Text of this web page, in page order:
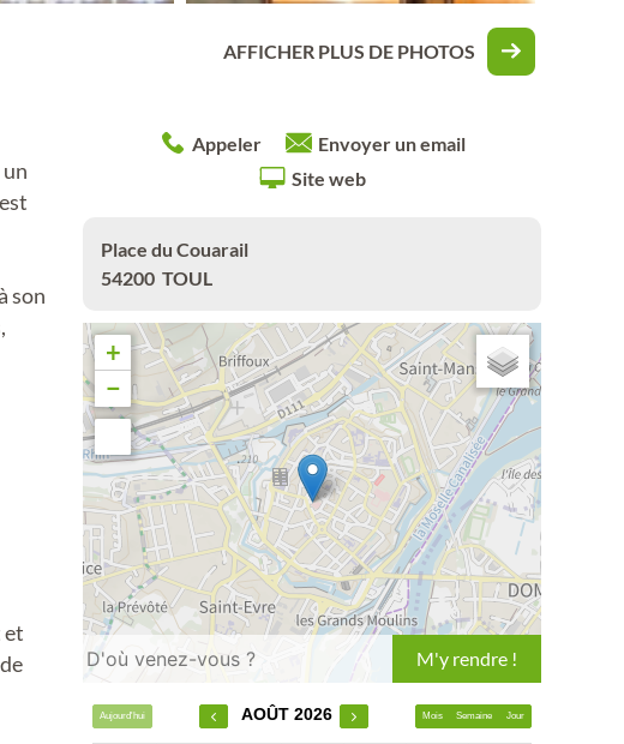
AFFICHER PLUS DE PHOTOS
Appeler
Envoyer un email
Site web
Place du Couarail
54200 TOUL
+
−
Leaflet
son
et